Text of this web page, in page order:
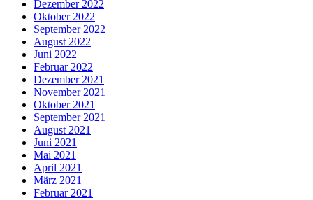
Dezember 2022
Oktober 2022
September 2022
August 2022
Juni 2022
Februar 2022
Dezember 2021
November 2021
Oktober 2021
September 2021
August 2021
Juni 2021
Mai 2021
April 2021
März 2021
Februar 2021